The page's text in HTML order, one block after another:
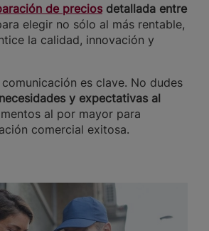
de precios detallada entre
elegir no sólo al más rentable,
la calidad, innovación y
es clave. No dudes
y expectativas al
al por mayor para
comercial exitosa.